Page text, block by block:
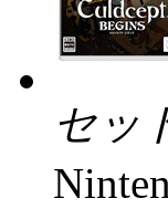
セッ